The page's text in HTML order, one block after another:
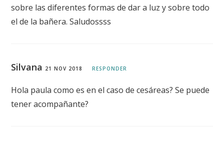
sobre las diferentes formas de dar a luz y sobre todo
el de la bañera. Saludossss
Silvana 21 NOV 2018 RESPONDER
Hola paula como es en el caso de cesáreas? Se puede
tener acompañante?